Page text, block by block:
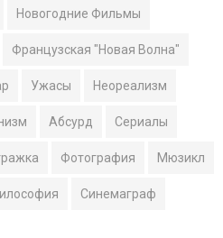
Новогодние Фильмы
Французская "Новая Волна"
Ужасы Неореализм
Абсурд Сериалы
Фотография Мюзикл
Синемаграф